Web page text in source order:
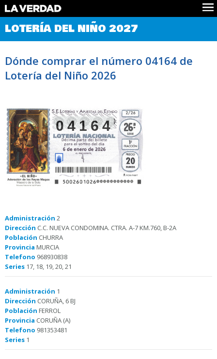
Comprobar Loteria del Niño
Premios
Noticias
Datos
LOTERÍA DEL NIÑO 2027
Dónde comprar el número 04164 de
Lotería del Niño 2026
04164
Administración 2
Dirección C.C. NUEVA CONDOMINA. CTRA. A-7 KM.760, B-2A
Población CHURRA
Provincia MURCIA
Telefono 968930838
Series 17, 18, 19, 20, 21
Administración 1
Dirección CORUÑA, 6 BJ
Población FERROL
Provincia CORUÑA (A)
Telefono 981353481
Series 1